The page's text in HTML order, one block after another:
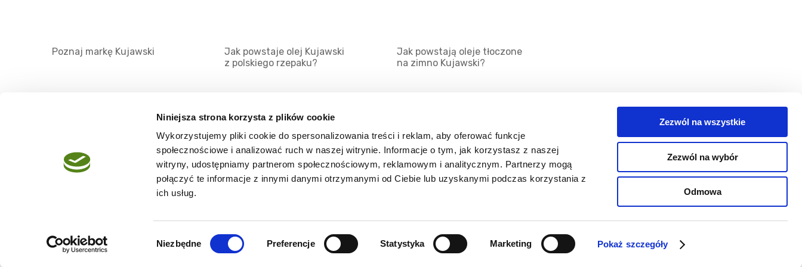
Niniejsza strona korzysta z plików cookie
Wykorzystujemy pliki cookie do spersonalizowania treści i reklam, aby oferować funkcje
społecznościowe i analizować ruch w naszej witrynie. Informacje o tym, jak korzystasz z naszej
witryny, udostępniamy partnerom społecznościowym, reklamowym i analitycznym. Partnerzy mogą
połączyć te informacje z innymi danymi otrzymanymi od Ciebie lub uzyskanymi podczas korzystania z
ich usług.
Niezbędne Preferencje Statystyka Marketing Pokaż szczegóły
Zezwól na wszystkie
Zezwól na wybór
Odmowa
Poznaj markę Kujawski
Jak powstaje olej Kujawski
z polskiego rzepaku?
Jak powstają oleje tłoczone
na zimno Kujawski?
Regulamin
Mapa serwisu
Kanały RSS
Porady
Kategorie
Kontakt
Zaloguj się
Copyright @2026 zpierwszegotloczenia.pl